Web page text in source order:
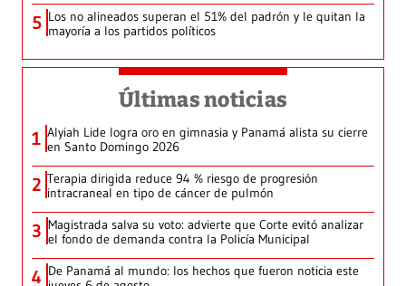
5 Los no alineados superan el 51% del padrón y le quitan la
mayoría a los partidos políticos
Últimas noticias
1 Alyiah Lide logra oro en gimnasia y Panamá alista su cierre
en Santo Domingo 2026
2 Terapia dirigida reduce 94 % riesgo de progresión
intracraneal en tipo de cáncer de pulmón
3 Magistrada salva su voto: advierte que Corte evitó analizar
el fondo de demanda contra la Policía Municipal
4 De Panamá al mundo: los hechos que fueron noticia este